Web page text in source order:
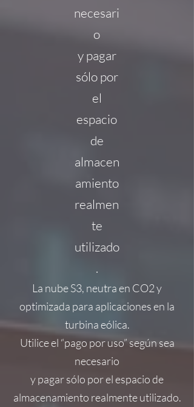
necesari
o
y pagar
sólo por
el
espacio
de
almacen
amiento
realmen
te
utilizado
.
La nube S3, neutra en CO2 y
optimizada para aplicaciones en la
turbina eólica.
Utilice el “pago por uso” según sea
necesario
y pagar sólo por el espacio de
almacenamiento realmente utilizado.